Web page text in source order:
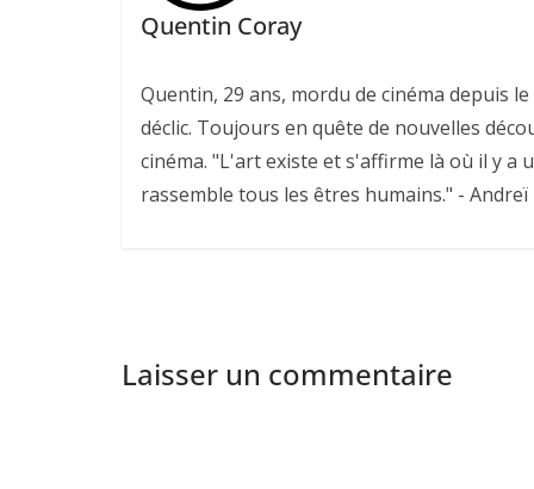
Quentin Coray
Quentin, 29 ans, mordu de cinéma depuis
déclic. Toujours en quête de nouvelles
cinéma. "L'art existe et s'affirme là où il y
rassemble tous les êtres humains." -
Laisser un commentaire